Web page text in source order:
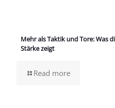
Mehr als Taktik und Tore: Was
Stärke zeigt
Read more